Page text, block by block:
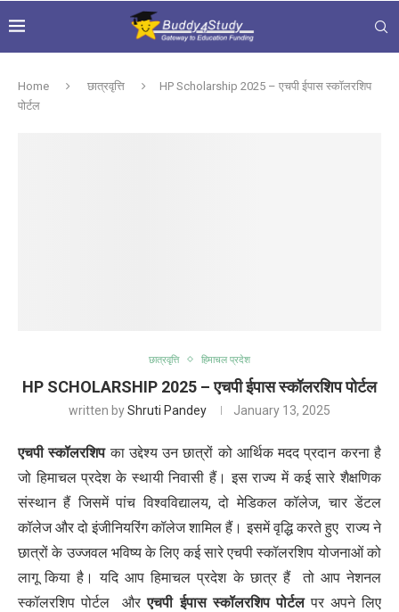
Home छात्रवृत्ति
HP Scholarship 2025 – एचपी ईपास स्कॉलरशिप
पोर्टल
छात्रवृत्ति हिमाचल प्रदेश
HP SCHOLARSHIP 2025 – एचपी ईपास स्कॉलरशिप पोर्टल
written byShruti Pandey January 13, 2025
एचपी स्कॉलरशिपका उद्देश्य उन छात्रों को आर्थिक मदद प्रदान करना है
जो हिमाचल प्रदेश के स्थायी निवासी हैं। इस राज्य में कई सारे शैक्षणिक
संस्थान हैं जिसमें पांच विश्वविद्यालय, दो मेडिकल कॉलेज, चार डेंटल
कॉलेज और दो इंजीनियरिंग कॉलेज शामिल हैं। इसमें वृद्धि करते हुए राज्य ने
छात्रों के उज्जवल भविष्य के लिए कई सारे एचपी स्कॉलरशिप योजनाओं को
लागू किया है। यदि आप हिमाचल प्रदेश के छात्र हैं तो आप नेशनल
स्कॉलरशिप पोर्टल औरएचपी ईपास स्कॉलरशिप पोर्टलपर अपने लिए